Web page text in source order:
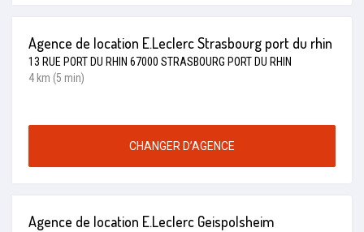
Agence de location E.Leclerc Strasbourg port du rhin
13 RUE PORT DU RHIN 67000 STRASBOURG PORT DU RHIN
4 km (5 min)
CHANGER D’AGENCE
Agence de location E.Leclerc Geispolsheim